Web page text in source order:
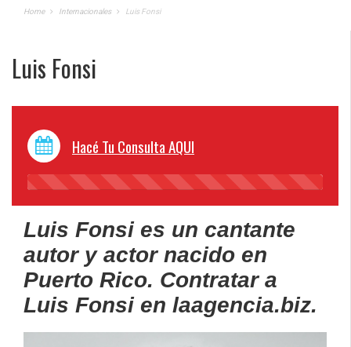
Home Internacionales Luis Fonsi
Luis Fonsi
Hacé Tu Consulta AQUI
45%
Luis Fonsi es un cantante
autor y actor nacido en
Puerto Rico. Contratar a
Luis Fonsi en laagencia.biz.